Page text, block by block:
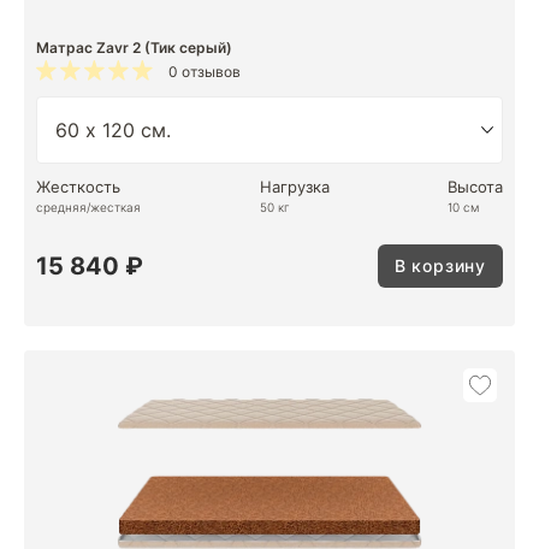
Матрас Zavr 2 (Тик серый)
0 отзывов
Жесткость
средняя/жесткая
Нагрузка
50 кг
Высота
10 см
15 840 ₽ В корзину